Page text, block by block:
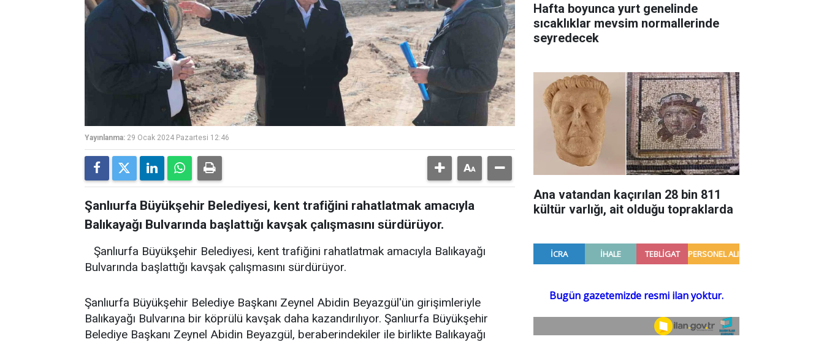
Yayınlanma: 29 Ocak 2024 Pazartesi 12:46
Şanlıurfa Büyükşehir Belediyesi, kent trafiğini rahatlatmak amacıyla
Balıkayağı Bulvarında başlattığı kavşak çalışmasını sürdürüyor.
Şanlıurfa Büyükşehir Belediyesi, kent trafiğini rahatlatmak amacıyla Balıkayağı
Bulvarında başlattığı kavşak çalışmasını sürdürüyor.
Şanlıurfa Büyükşehir Belediye Başkanı Zeynel Abidin Beyazgül'ün girişimleriyle
Balıkayağı Bulvarına bir köprülü kavşak daha kazandırılıyor. Şanlıurfa Büyükşehir
Belediye Başkanı Zeynel Abidin Beyazgül, beraberindekiler ile birlikte Balıkayağı
Hafta boyunca yurt genelinde
sıcaklıklar mevsim normallerinde
seyredecek
Ana vatandan kaçırılan 28 bin 811
kültür varlığı, ait olduğu topraklarda